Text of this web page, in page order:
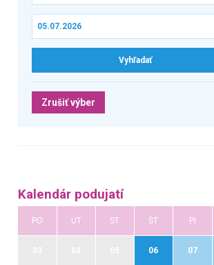
Zrušiť výber
Kalendár podujatí
PO UT ST ŠT PI
06 07